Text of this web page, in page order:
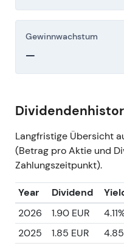
Gewinnwachstum
—
Langfristige Übersicht
(Betrag pro Aktie und
Zahlungszeitpunkt).
Year Dividend
2026
1.90 EUR
2025
1.85 EUR